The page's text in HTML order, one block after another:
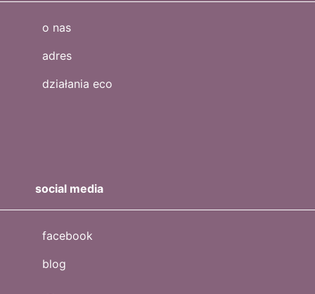
o nas
adres
działania eco
social media
facebook
blog